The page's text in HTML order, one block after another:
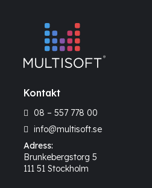
Kontakt
08 – 557 778 00
info@multisoft.se
Adress:
Brunkebergstorg 5
111 51 Stockholm